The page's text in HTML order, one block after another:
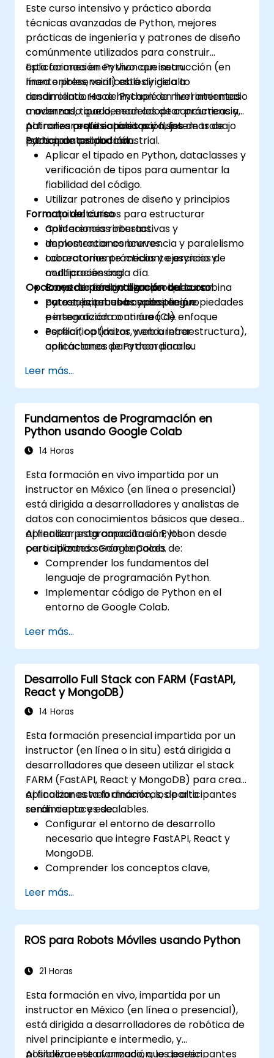
Este curso intensivo y práctico aborda
técnicas avanzadas de Python, mejores
prácticas de ingeniería y patrones de diseño
comúnmente utilizados para construir
aplicaciones en Python que sean
mantenibles, verificables y de alto
rendimiento. Hace hincapié en herramientas
modernas, tipado, modelos de concurrencia,
patrones arquitectónicos y flujos de trabajo
listos para producción.
Esta formación en vivo con instrucción (en
línea o presencial) está dirigida a
desarrolladores de Python de nivel intermedio
a avanzado que desean adoptar prácticas y
patrones profesionales para sistemas de
Python de calidad industrial.
Al finalizar esta capacitación, los
participantes podrán:
Aplicar el tipado en Python, dataclasses y
verificación de tipos para aumentar la
fiabilidad del código.
Utilizar patrones de diseño y principios
arquitectónicos para estructurar
aplicaciones robustas.
Implementar concurrencia y paralelismo
correctamente mediante asyncio y
multiprocessing.
Construir código bien probado con
pytest, pruebas basadas en propiedades
e integración continua (CI).
Perfilar, optimizar y endurecer
aplicaciones de Python para su
Empaquetar, distribuir e implementar
proyectos de Python utilizando
herramientas modernas y contenedores.
Formato del curso
Conferencias interactivas y
demostraciones breves.
Laboratorios prácticos y ejercicios de
codificación cada día.
Proyecto final integrador que combina
patrones, pruebas y despliegue.
Opciones de personalización del curso
Para solicitar una capacitación
personalizada o un área de enfoque
específica (datos, web o infraestructura),
contáctanos para coordinarlo.
Leer más...
Fundamentos de Programación en
Python usando Google Colab
14 Horas
Esta formación en vivo impartida por un
instructor en México (en línea o presencial)
está dirigida a desarrolladores y analistas de
datos con conocimientos básicos que desean
aprender programación en Python desde
cero utilizando Google Colab.
Al finalizar esta capacitación, los
participantes serán capaces de:
Comprender los fundamentos del
lenguaje de programación Python.
Implementar código de Python en el
entorno de Google Colab.
gestionar el flujo de un programa en
Python.
Crear funciones para organizar y
reutilizar el código de manera efectiva.
Explorar y utilizar bibliotecas básicas para
la programación en Python.
Leer más...
Desarrollo Full Stack con FARM (FastAPI,
React y MongoDB)
14 Horas
Esta formación presencial impartida por un
instructor (en línea o in situ) está dirigida a
desarrolladores que deseen utilizar el stack
FARM (FastAPI, React y MongoDB) para crear
aplicaciones web dinámicas, de alto
rendimiento y escalables.
Al finalizar esta formación, los participantes
serán capaces de:
Configurar el entorno de desarrollo
necesario que integre FastAPI, React y
MongoDB.
Comprender los conceptos clave,
FARM.
Aprender a construir APIs REST con
FastAPI.
Descubrir cómo diseñar aplicaciones
Desarrollar, probar e implementar
back-end) utilizando el stack FARM.
Leer más...
ROS para Robots Móviles usando Python
21 Horas
Esta formación en vivo, impartida por un
instructor en México (en línea o presencial),
está dirigida a desarrolladores de robótica de
nivel principiante e intermedio, y
posiblemente avanzado, que deseen
Al finalizar esta formación, los participantes